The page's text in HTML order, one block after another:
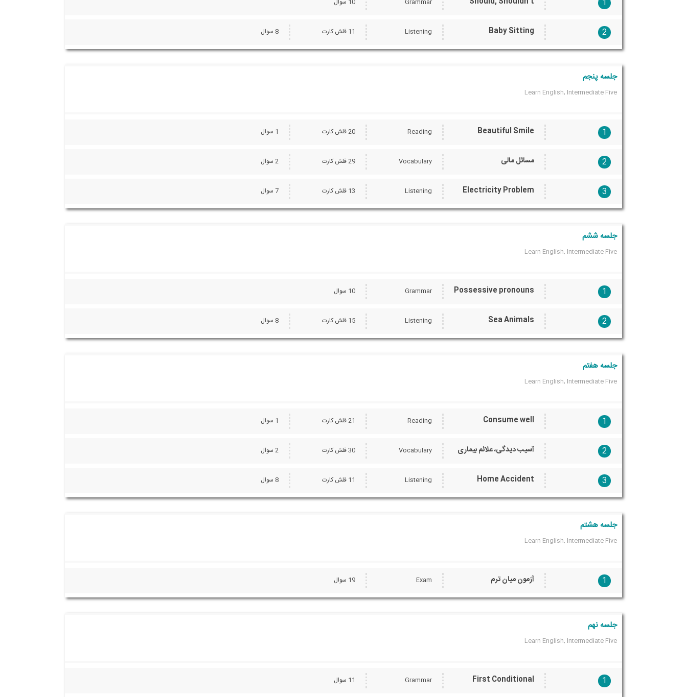
1
Grammar 10 سوال
2
Baby Sitting
Listening 11 فلش کارت 8 سوال
جلسه پنجم
Learn English, Intermediate Five
1
Beautiful Smile
Reading 20 فلش کارت 1 سوال
2 مسائل مالی Vocabulary 29 فلش کارت 2 سوال
3
Electricity Problem
Listening 13 فلش کارت 7 سوال
جلسه ششم
Learn English, Intermediate Five
1
Possessive pronouns
Grammar 10 سوال
2
Sea Animals
Listening 15 فلش کارت 8 سوال
جلسه هفتم
Learn English, Intermediate Five
1
Consume well
Reading 21 فلش کارت 1 سوال
2 آسیب دیدگی، علائم بیماری Vocabulary 30 فلش کارت 2 سوال
3
Home Accident
Listening 11 فلش کارت 8 سوال
جلسه هشتم
Learn English, Intermediate Five
1 آزمون میان ترم Exam 19 سوال
جلسه نهم
Learn English, Intermediate Five
1
First Conditional
Grammar 11 سوال